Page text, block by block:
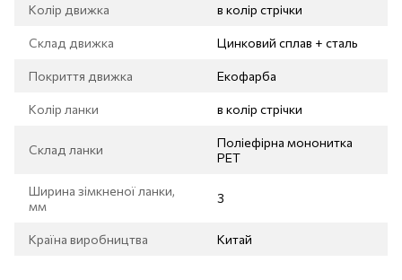
Колір движка в колір стрічки
Склад движка Цинковий сплав + сталь
Покриття движка Екофарба
Колір ланки в колір стрічки
Склад ланки
Поліефірна мононитка
РЕТ
Ширина зімкненої ланки,
мм
3
Країна виробництва Китай